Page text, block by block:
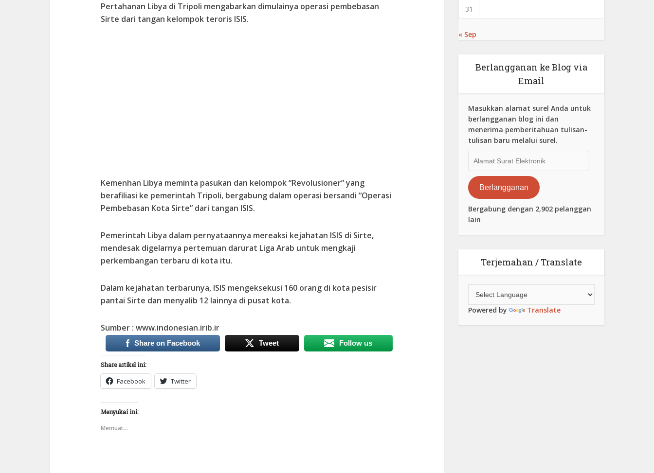
Pertahanan Libya di Tripoli mengabarkan dimulainya operasi pembebasan
Sirte dari tangan kelompok teroris ISIS.
Kemenhan Libya meminta pasukan dan kelompok “Revolusioner” yang
berafiliasi ke pemerintah Tripoli, bergabung dalam operasi bersandi “Operasi
Pembebasan Kota Sirte” dari tangan ISIS.
Pemerintah Libya dalam pernyataannya mereaksi kejahatan ISIS di Sirte,
mendesak digelarnya pertemuan darurat Liga Arab untuk mengkaji
perkembangan terbaru di kota itu.
Dalam kejahatan terbarunya, ISIS mengeksekusi 160 orang di kota pesisir
pantai Sirte dan menyalib 12 lainnya di pusat kota.
Sumber : www.indonesian.irib.ir
Share on Facebook Tweet Follow us
Share artikel ini:
Facebook Twitter
Menyukai ini:
Memuat...
31
« Sep
Berlangganan ke Blog via
Email
Masukkan alamat surel Anda untuk
berlangganan blog ini dan
menerima pemberitahuan tulisan-
tulisan baru melalui surel.
Surat
Elektronik
Berlangganan
Bergabung dengan 2,902 pelanggan
lain
Terjemahan / Translate
Powered by Translate